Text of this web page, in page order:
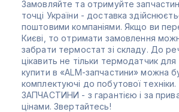
Замовляйте та отримуйте
точці України - доставка
поштовими компаніями. Якщо ви
Києві, то отримати замовлення
забрати термостат зі складу. До
цікавить не тільки термодатчик для
купити в «ALM-запчастини» можна
комплектуючі до побутової техніки.
ЗАПЧАСТИНИ - з гарантією і за
цінами. Звертайтесь!